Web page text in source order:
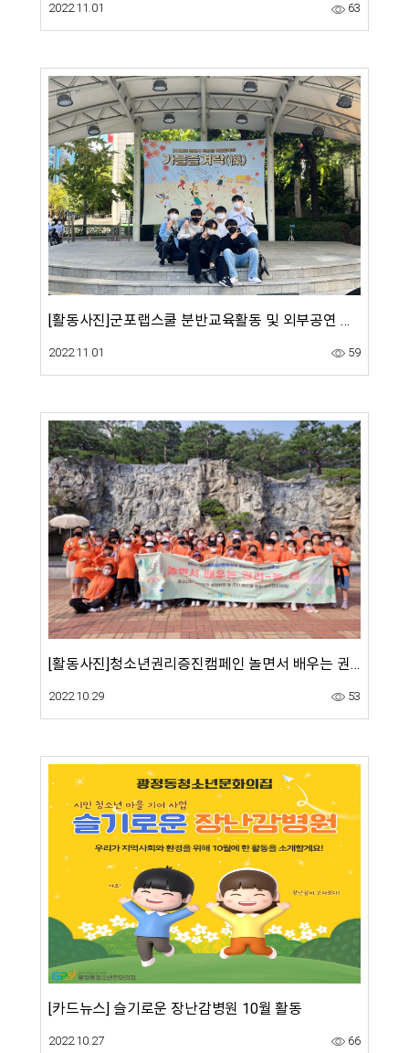
2022.11.01 63
[활동사진]군포랩스쿨 분반교육활동 및 외부공연 참여활동(9월)
2022.11.01 59
[활동사진]청소년권리증진캠페인 놀면서 배우는 권리-'놀.권' 야외체험활동(오리엔티어링)활동
2022.10.29 53
[카드뉴스] 슬기로운 장난감병원 10월 활동
2022.10.27 66